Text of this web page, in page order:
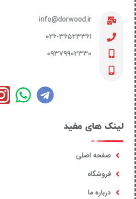
info@dorwood.ir
۰۲۶-۳۶۵۲۳۳۶۱
۰۹۳۷۹۹۰۲۳۳۰
لینک های مفید
صفحه اصلی
فروشگاه
درباره ما